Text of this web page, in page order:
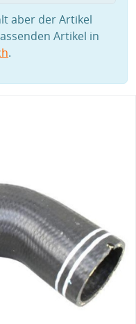
aber der Artikel
Artikel in
.